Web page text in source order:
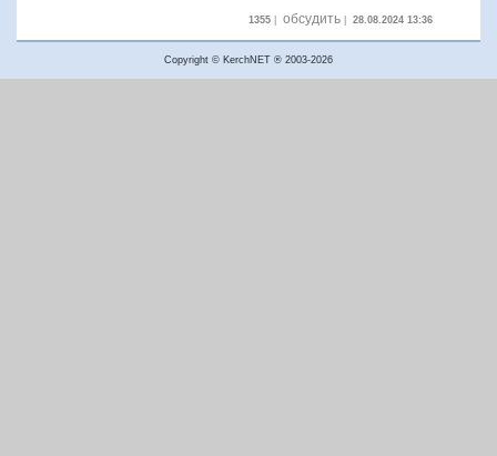
1355| обсудить| 28.08.2024 13:36
Copyright © KerchNET ® 2003-2026